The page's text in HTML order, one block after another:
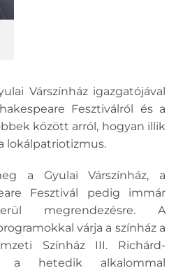
Várszínház igazgatójával
Fesztiválról és a
között arról, hogyan illik
lokálpatriotizmus.
a Gyulai Várszínház, a
Fesztivál pedig immár
megrendezésre. A
várja a színház a
Színház III. Richárd-
a hetedik alkalommal